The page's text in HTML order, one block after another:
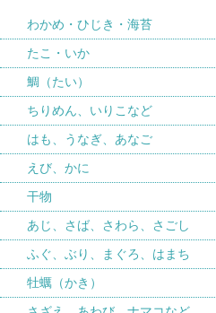
わかめ・ひじき・海苔
たこ・いか
鯛（たい）
ちりめん、いりこなど
はも、うなぎ、あなご
えび、かに
干物
あじ、さば、さわら、さごし
ふぐ、ぶり、まぐろ、はまち
牡蠣（かき）